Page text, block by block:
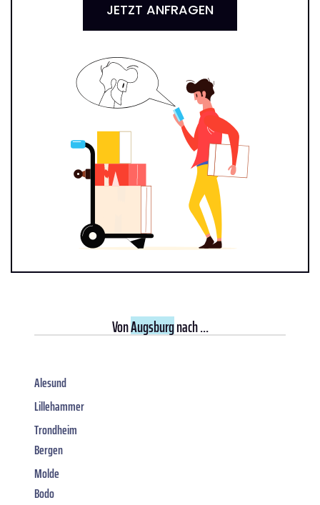
JETZT ANFRAGEN
VonAugsburgnach ...
Alesund
Lillehammer
Trondheim
Bergen
Molde
Bodo